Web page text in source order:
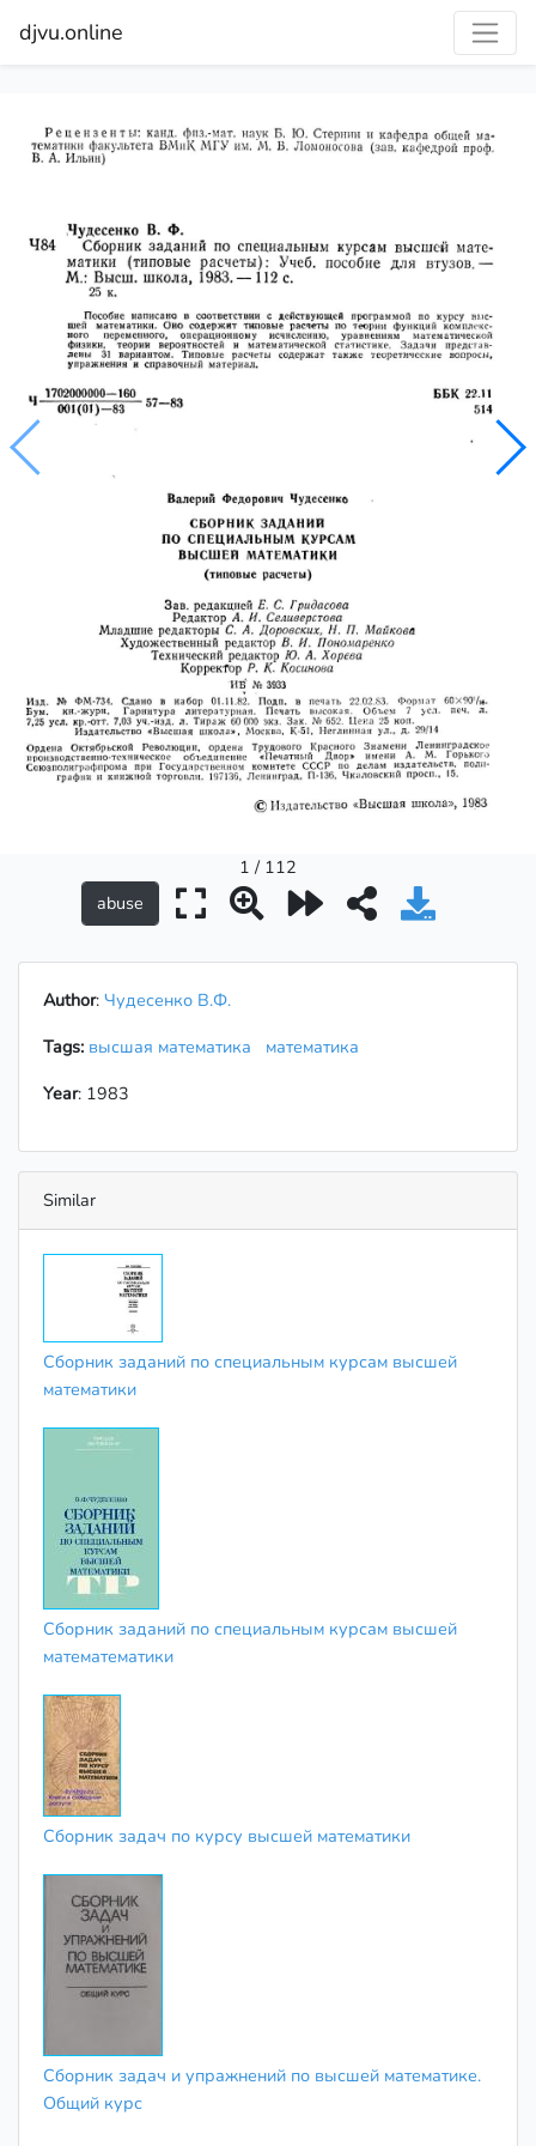
djvu.online
1 / 112
Author: Чудесенко В.Ф.
Tags: высшая математика
математика
Year: 1983
Similar
Сборник заданий по специальным курсам высшей
математики
Сборник заданий по специальным курсам высшей
математематики
Сборник задач по курсу высшей математики
Сборник задач и упражнений по высшей математике.
Общий курс